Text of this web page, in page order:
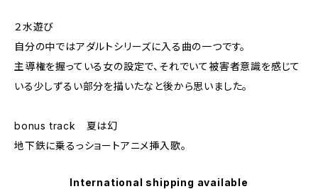
２水遊び
自分の中ではアダルトシリーズに入る曲の一つです。
主導権を握っている女の設定で、それでいて被害者意識を感じて
いる少しずるい部分を描いたなと後から思いました。
bonus track 夏は幻
地下鉄に乗るっショートアニメ挿入歌。
International shipping available